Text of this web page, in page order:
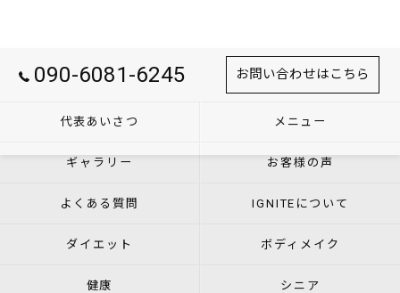
090-6081-6245 お問い合わせはこちら
代表あいさつ メニュー
ギャラリー お客様の声
よくある質問 IGNITEについて
ダイエット ボディメイク
健康 シニア